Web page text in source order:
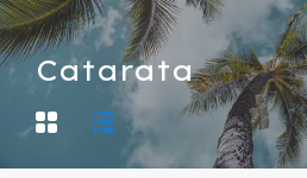
Catarata